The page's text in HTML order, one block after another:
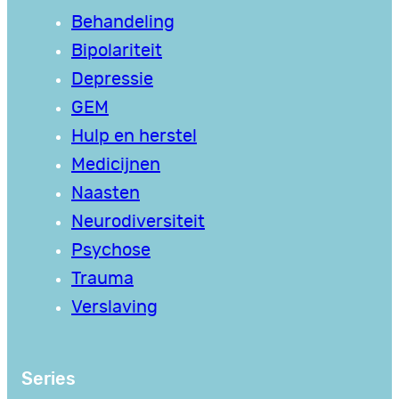
Behandeling
Bipolariteit
Depressie
GEM
Hulp en herstel
Medicijnen
Naasten
Neurodiversiteit
Psychose
Trauma
Verslaving
Series